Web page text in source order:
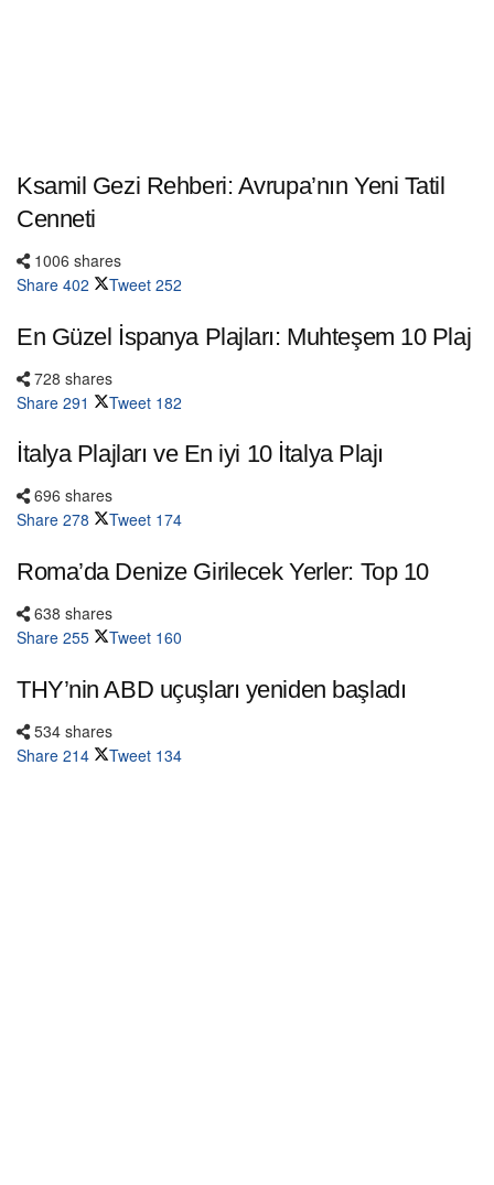
Ksamil Gezi Rehberi: Avrupa’nın Yeni Tatil
Cenneti
1006 shares
Share 402 Tweet 252
En Güzel İspanya Plajları: Muhteşem 10 Plaj
728 shares
Share 291 Tweet 182
İtalya Plajları ve En iyi 10 İtalya Plajı
696 shares
Share 278 Tweet 174
Roma’da Denize Girilecek Yerler: Top 10
638 shares
Share 255 Tweet 160
THY’nin ABD uçuşları yeniden başladı
534 shares
Share 214 Tweet 134